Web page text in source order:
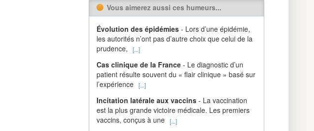
Vous aimerez aussi ces humeurs...
Évolution des épidémies - Lors d’une épidémie,
les autorités n’ont pas d’autre choix que celui de la
prudence,
[...]
Cas clinique de la France - Le diagnostic d’un
patient résulte souvent du « flair clinique » basé sur
l’expérience [...]
Incitation latérale aux vaccins - La vaccination
est la plus grande victoire médicale. Les premiers
vaccins, conçus à une [...]